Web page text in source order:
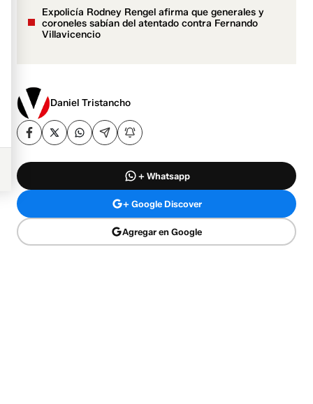
Expolicía Rodney Rengel afirma que generales y
coroneles sabían del atentado contra Fernando
Villavicencio
Daniel Tristancho
+ Whatsapp
+ Google Discover
Agregar en Google